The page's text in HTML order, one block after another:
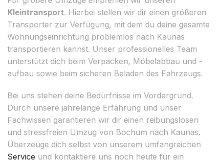
Kleintransport. Hierbei stellen wir dir einen größeren
Transporter zur Verfügung, mit dem du deine gesamte
Wohnungseinrichtung problemlos nach Kaunas
transportieren kannst. Unser professionelles Team
unterstützt dich beim Verpacken, Möbelabbau und -
aufbau sowie beim sicheren Beladen des Fahrzeugs.
Bei uns stehen deine Bedürfnisse im Vordergrund.
Durch unsere jahrelange Erfahrung und unser
Fachwissen garantieren wir dir einen reibungslosen
und stressfreien Umzug von Bochum nach Kaunas.
Überzeuge dich selbst von unserem umfangreichen
Service und kontaktiere uns noch heute für ein